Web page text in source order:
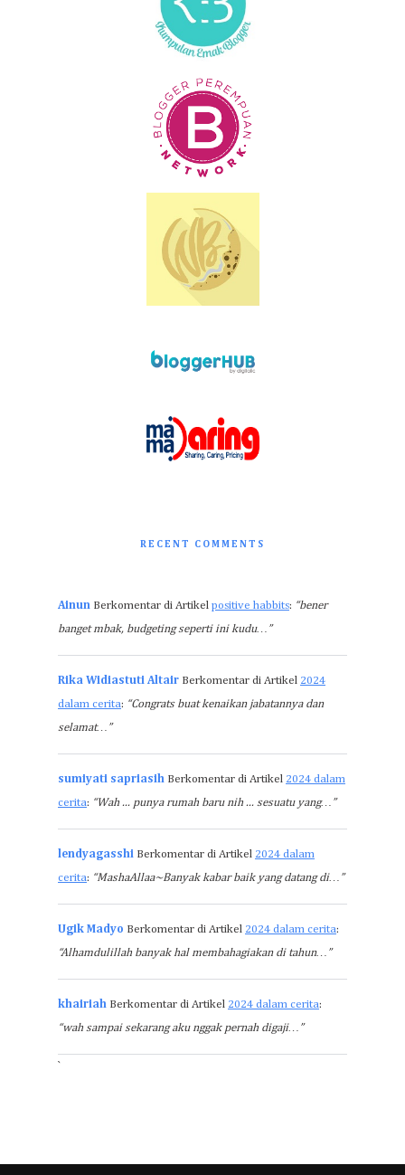
RECENT COMMENTS
Ainun Berkomentar di Artikel positive habbits: “bener
banget mbak, budgeting seperti ini kudu…”
Rika Widiastuti Altair Berkomentar di Artikel 2024
dalam cerita: “Congrats buat kenaikan jabatannya dan
selamat…”
sumiyati sapriasih Berkomentar di Artikel 2024 dalam
cerita: “Wah ... punya rumah baru nih ... sesuatu yang…”
lendyagasshi Berkomentar di Artikel 2024 dalam
cerita: “MashaAllaa~Banyak kabar baik yang datang di…”
Ugik Madyo Berkomentar di Artikel 2024 dalam cerita:
“Alhamdulillah banyak hal membahagiakan di tahun…”
khairiah Berkomentar di Artikel 2024 dalam cerita:
“wah sampai sekarang aku nggak pernah digaji…”
`